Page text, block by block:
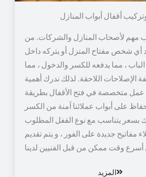
أقفال أبواب المنازل
مهم لأصحاب المنازل والشركات. من
أي شخص مفتاح المنزل أو يتركه داخل
، مما يدفعه للكسر والدخول ، مما
الإصلاحات اللاحقة. لذلك ندرك أهمية
عمل متخصصة في فتح الأقفال بطريقة
على أبواب عملائنا آمنة من الكسر
بسعر يتناسب مع نوع القفل المطلوب
مفاتيح جديدة على الفور ، و يتم تقديم
المزيد